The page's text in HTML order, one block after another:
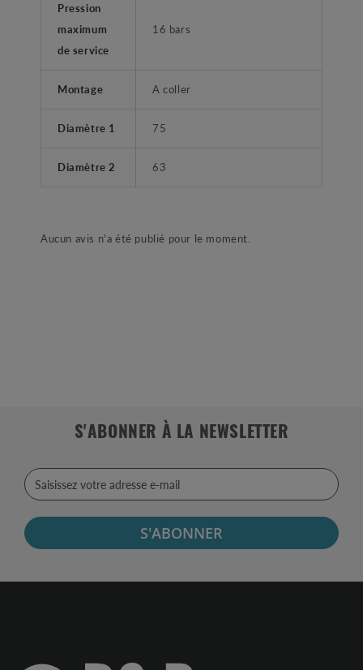
Pression
maximum
de service
16 bars
Montage A coller
Diamètre 1 75
Diamètre 2 63
Aucun avis n'a été publié pour le moment.
S'ABONNER À LA NEWSLETTER
S'ABONNER